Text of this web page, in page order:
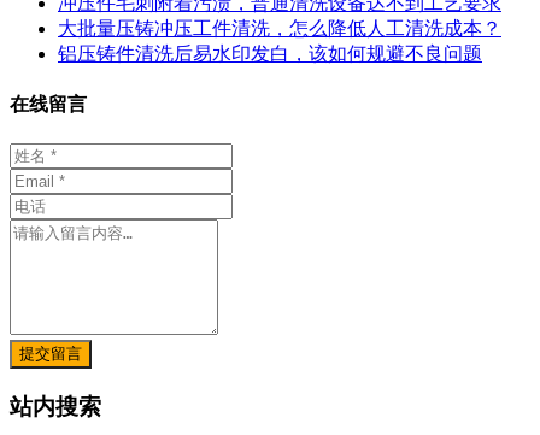
大批量压铸冲压工件清洗，怎么降低人工清洗成本？
铝压铸件清洗后易水印发白，该如何规避不良问题
在线留言
提交留言
站内搜索